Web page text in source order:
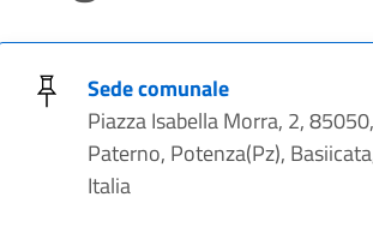
Sede comunale
Piazza Isabella Morra, 2, 85050,
Paterno, Potenza(Pz),
Italia